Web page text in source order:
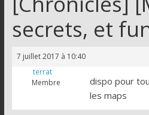
mode
zombie
de
secrets, et
7 juillet 2017 à 10:40
terrat
Membre
dispo pour
les maps